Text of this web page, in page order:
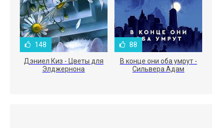
148
Дэниел Киз - Цветы для
Элджернона
88
В конце они оба умрут -
Сильвера Адам